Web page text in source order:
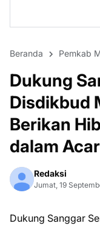
Beranda Pemkab
Dukung
Disdikbud
Berikan
dalam
Redaksi
Jumat, 19
Dukung Sanggar